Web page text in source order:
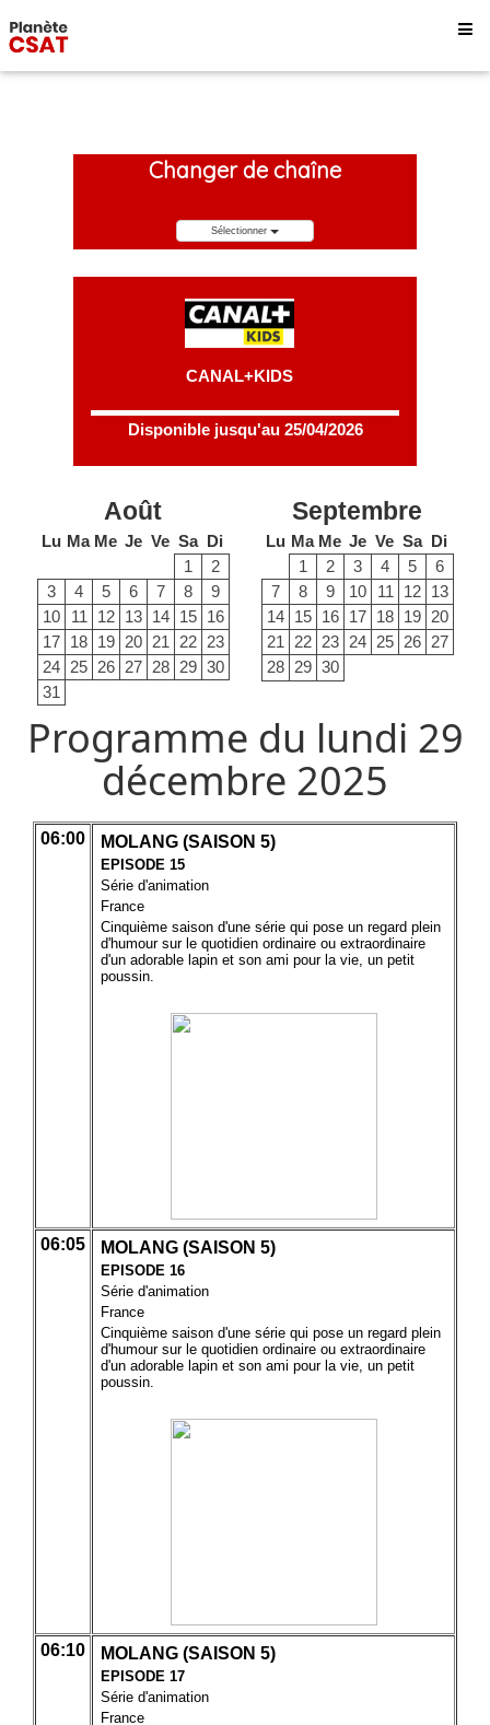
Changer de chaîne
Sélectionner
CANAL+KIDS
Disponible jusqu'au 25/04/2026
Août
Lu Ma Me Je Ve Sa Di
1
2
3
4 5 6 7 8
9
10
11 12 13 14 15 16
17 18 19 20 21 22 23
24 25 26 27 28 29 30
31
Septembre
Lu Ma Me Je Ve Sa Di
1
2 3 4 5
6
7
8 9 10 11 12 13
14 15 16 17 18 19 20
21
22 23 24 25 26 27
28 29 30
Programme du lundi 29
décembre 2025